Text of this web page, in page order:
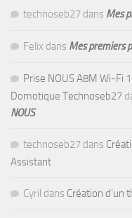
technoseb27 dans Mes
Felix dans Mes premiers
Prise NOUS A8M Wi-Fi
Domotique Technoseb27
NOUS
technoseb27 dans
Assistant
Cyril dans Création